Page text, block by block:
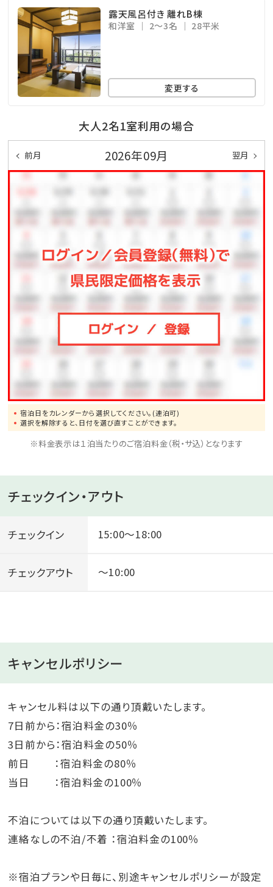
露天風呂付き 離れB棟
和洋室 2～3名 28平米
変更する
大人2名1室利用の場合
前月 2026年09月 翌月
宿泊日をカレンダーから選択してください。(連泊可)
選択を解除すると、日付を選び直すことができます。
※料金表示は１泊当たりのご宿泊料金（税・サ込）となります
チェックイン・アウト
チェックイン 15:00～18:00
チェックアウト ～10:00
キャンセルポリシー
キャンセル料は以下の通り頂戴いたします。
7日前から：宿泊料金の30％
3日前から：宿泊料金の50％
前日 ：宿泊料金の80％
当日 ：宿泊料金の100％
不泊については以下の通り頂戴いたします。
連絡なしの不泊/不着 ：宿泊料金の100％
※宿泊プランや日毎に、別途キャンセルポリシーが設定